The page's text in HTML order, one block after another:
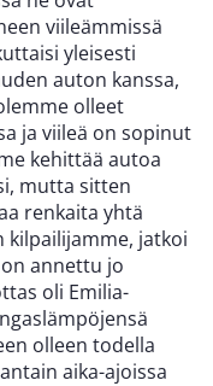
viileämmissä
yleisesti
auton kanssa,
olleet
ja viileä on sopinut
kehittää autoa
mutta sitten
renkaita yhtä
kilpailijamme, jatkoi
annettu jo
oli Emilia-
olleen todella
aika-ajoissa